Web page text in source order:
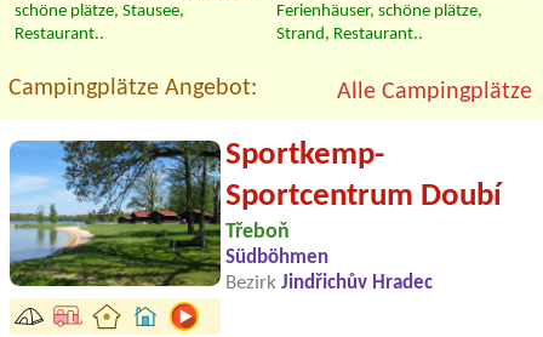
schöne plätze, Stausee,
Restaurant..
Ferienhäuser, schöne plätze,
Strand, Restaurant..
Campingplätze Angebot: Alle Campingplätze
Sportkemp-
Sportcentrum Doubí
Třeboň
Südböhmen
Bezirk Jindřichův Hradec